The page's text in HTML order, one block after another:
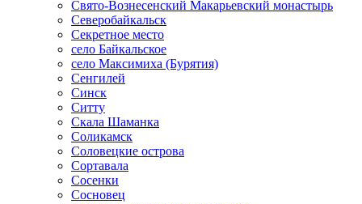
Свято-Вознесенский Макарьевский монастырь
Северобайкальск
Секретное место
село Байкальское
село Максимиха (Бурятия)
Сенгилей
Синск
Ситту
Скала Шаманка
Соликамск
Соловецкие острова
Сортавала
Сосенки
Сосновец